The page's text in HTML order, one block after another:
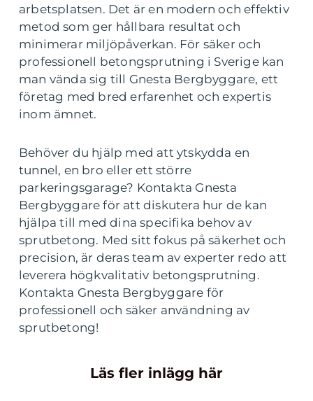
arbetsplatsen. Det är en modern och effektiv
metod som ger hållbara resultat och
minimerar miljöpåverkan. För säker och
professionell betongsprutning i Sverige kan
man vända sig till Gnesta Bergbyggare, ett
företag med bred erfarenhet och expertis
inom ämnet.
Behöver du hjälp med att ytskydda en
tunnel, en bro eller ett större
parkeringsgarage? Kontakta Gnesta
Bergbyggare för att diskutera hur de kan
hjälpa till med dina specifika behov av
sprutbetong. Med sitt fokus på säkerhet och
precision, är deras team av experter redo att
leverera högkvalitativ betongsprutning.
Kontakta Gnesta Bergbyggare för
professionell och säker användning av
sprutbetong!
Läs fler inlägg här